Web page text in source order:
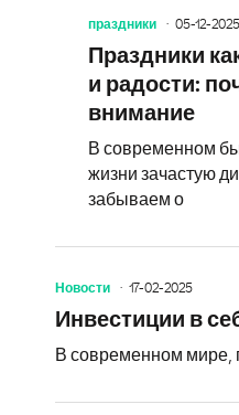
праздники 05-12-2025
Праздники
и радости:
внимание
В современном
жизни зачастую
забываем о
Новости 17-02-2025
Инвестиции в
В современном мире,